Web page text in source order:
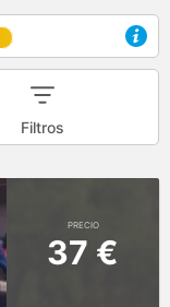
Filtros
PRECIO
37 €